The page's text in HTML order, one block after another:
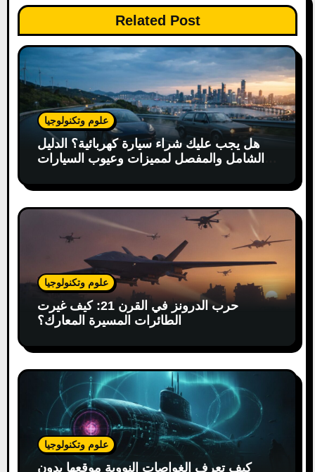
o
n
Related Post
علوم وتكنولوجيا
هل يجب عليك شراء سيارة كهربائية؟ الدليل
الشامل والمفصل لمميزات وعيوب السيارات
علوم وتكنولوجيا
حرب الدرونز في القرن 21: كيف غيرت
الطائرات المسيرة المعارك؟
علوم وتكنولوجيا
كيف تعرف الغواصات النووية موقعها بدون